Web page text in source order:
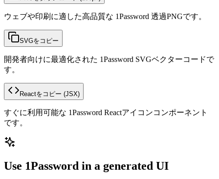
ウェブや印刷に適した高品質な 1Password 透過PNGです。
SVGをコピー
開発者向けに最適化された 1Password SVGベクターコードで
す。
Reactをコピー (JSX)
すぐに利用可能な 1Password Reactアイコンコンポーネント
です。
Use 1Password in a generated UI